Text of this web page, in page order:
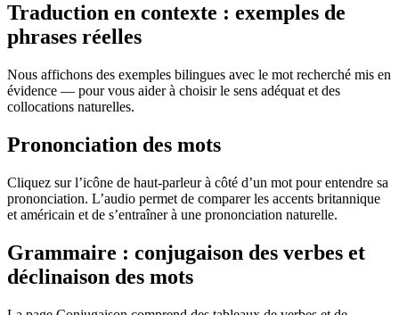
Traduction en contexte : exemples de
phrases réelles
Nous affichons des exemples bilingues avec le mot recherché mis en
évidence — pour vous aider à choisir le sens adéquat et des
collocations naturelles.
Prononciation des mots
Cliquez sur l’icône de haut-parleur à côté d’un mot pour entendre sa
prononciation. L’audio permet de comparer les accents britannique
et américain et de s’entraîner à une prononciation naturelle.
Grammaire : conjugaison des verbes et
déclinaison des mots